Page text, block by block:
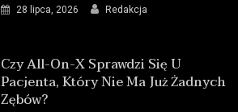
28 lipca, 2026 Redakcja
Czy All-On-X Sprawdzi Się U
Pacjenta, Który Nie Ma Już Żadnych
Zębów?